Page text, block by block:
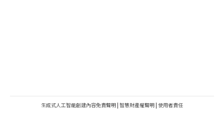
生成式人工智能創建內容免責聲明 | 智慧財產權聲明 | 使用者責任